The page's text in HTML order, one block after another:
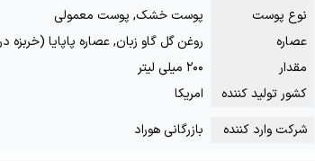
نوع پوست
پوست خشک, پوست معمولی
عصاره
روغن گل گاو زبان, عصاره پاپایا (خربزه
مقدار
۲۰۰ میلی لیتر
کشور تولید کننده
امریکا
شرکت وارد کننده بازرگانی هوراد